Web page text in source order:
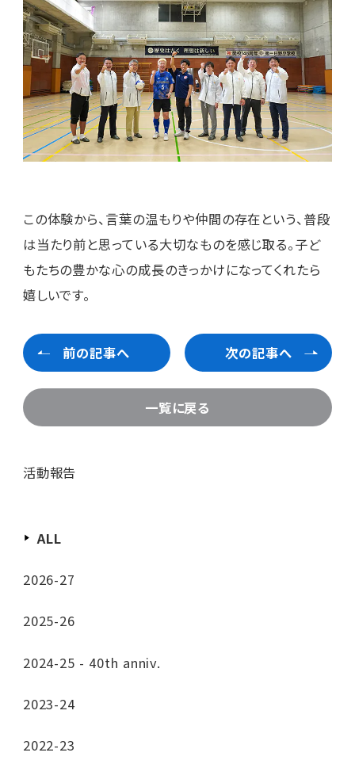
この体験から、言葉の温もりや仲間の存在という、普段
は当たり前と思っている大切なものを感じ取る。子ど
もたちの豊かな心の成長のきっかけになってくれたら
嬉しいです。
前の記事へ
一覧に戻る
次の記事へ
活動報告
ALL
2026-27
2025-26
2024-25 - 40th anniv.
2023-24
2022-23